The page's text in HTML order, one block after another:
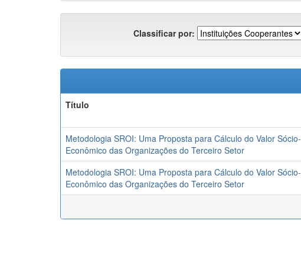
Classificar por:
Título
Metodologia SROI: Uma Proposta para Cálculo do Valor Sócio-
Econômico das Organizações do Terceiro Setor
Metodologia SROI: Uma Proposta para Cálculo do Valor Sócio-
Econômico das Organizações do Terceiro Setor